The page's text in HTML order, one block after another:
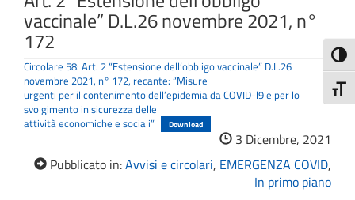
vaccinale” D.L.26 novembre 2021, n°
172
Circolare 58: Art. 2 “Estensione dell’obbligo vaccinale” D.L.26
novembre 2021, n° 172, recante: “Misure
urgenti per il contenimento dell’epidemia da COVID-l9 e per lo
svolgimento in sicurezza delle
attività economiche e sociali”
Download
3 Dicembre, 2021
Pubblicato in:Avvisi e circolari, EMERGENZA COVID,
In primo piano